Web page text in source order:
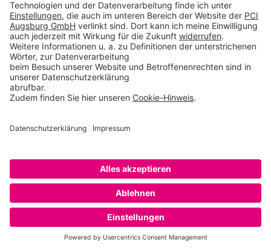
Über THOMSIT
Kontakt
Datenschutzeinstellungen
Copyright © 2026 PCI Augsburg GmbH